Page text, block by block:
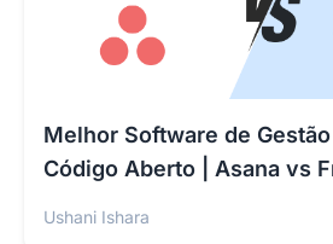
Melhor Software de
Código Aberto | Asana vs
Ushani Ishara